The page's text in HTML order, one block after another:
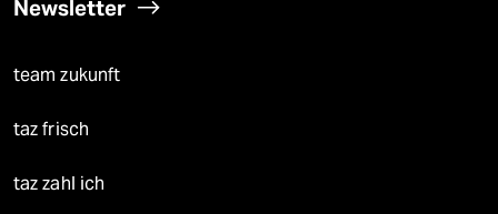
Newsletter
team zukunft
taz frisch
taz zahl ich